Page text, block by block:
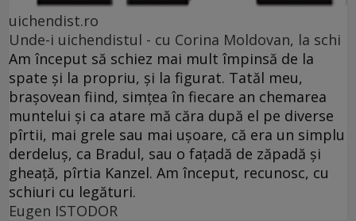
uichendist.ro
Unde-i uichendistul - cu Corina Moldovan, la schi
Am început să schiez mai mult împinsă de la
spate şi la propriu, şi la figurat. Tatăl meu,
braşovean fiind, simţea în fiecare an chemarea
muntelui şi ca atare mă căra după el pe diverse
pîrtii, mai grele sau mai uşoare, că era un simplu
derdeluş, ca Bradul, sau o faţadă de zăpadă şi
gheaţă, pîrtia Kanzel. Am început, recunosc, cu
schiuri cu legături.
Eugen ISTODOR